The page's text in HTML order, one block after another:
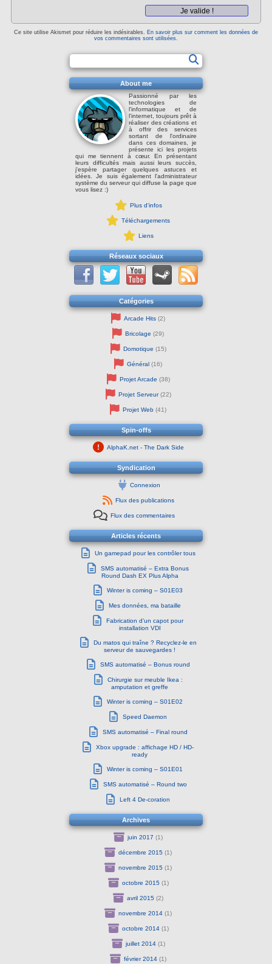
Ce site utilise Akismet pour réduire les indésirables. En savoir plus sur comment les données de
vos commentaires sont utilisées.
About me
Passionné par les
technologies de
l'informatique et de
l'internet, toujours prêt à
réaliser des créations et
à offrir des services
sortant de l'ordinaire
dans ces domaines, je
présente ici les projets
qui me tiennent à cœur. En présentant
leurs difficultés mais aussi leurs succès,
j'espère partager quelques astuces et
idées. Je suis également l'administrateur
système du serveur qui diffuse la page que
vous lisez :)
Plus d'infos
Téléchargements
Liens
Réseaux sociaux
Catégories
Arcade Hits (2)
Bricolage (29)
Domotique (15)
Général (16)
Projet Arcade (38)
Projet Serveur(22)
Projet Web (41)
Spin-offs
AlphaK.net - The Dark Side
Syndication
Connexion
Flux des publications
Flux des commentaires
Articles récents
Un gamepad pour les contrôler tous
SMS automatisé – Extra Bonus
Round Dash EX Plus Alpha
Winter is coming – S01E03
Mes données, ma bataille
Fabrication d’un capot pour
installation VDI
Du matos qui traîne ? Recyclez-le en
serveur de sauvegardes !
SMS automatisé – Bonus round
Chirurgie sur meuble Ikea :
amputation et greffe
Winter is coming – S01E02
Speed Daemon
SMS automatisé – Final round
Xbox upgrade : affichage HD / HD-
ready
Winter is coming – S01E01
SMS automatisé – Round two
Left 4 De-coration
Archives
juin 2017 (1)
décembre 2015 (1)
novembre 2015 (1)
octobre 2015 (1)
avril 2015 (2)
novembre 2014 (1)
octobre 2014(1)
juillet 2014(1)
février 2014 (1)